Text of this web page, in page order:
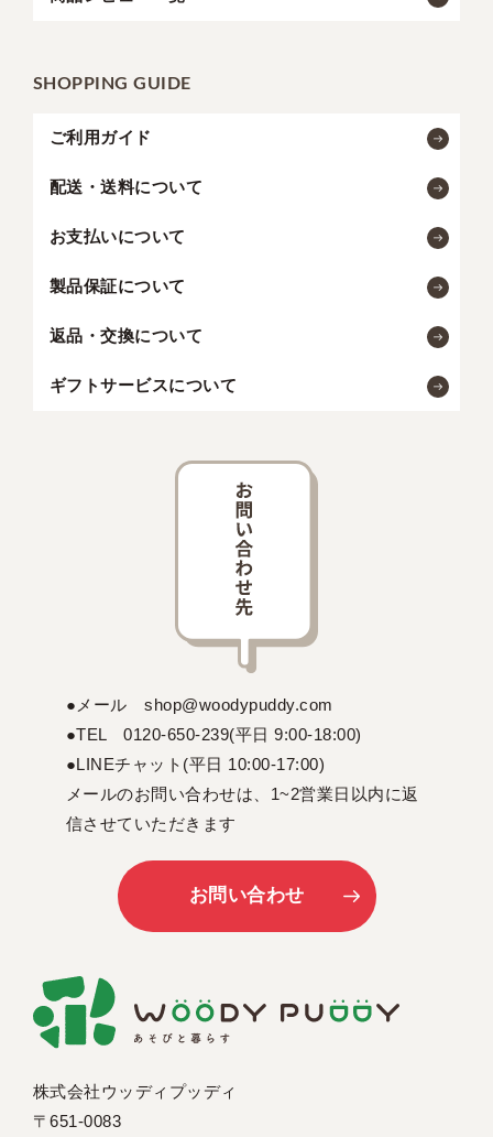
SHOPPING GUIDE
ご利用ガイド
配送・送料について
お支払いについて
製品保証について
返品・交換について
ギフトサービスについて
株式会社ウッディプッディ
〒651-0083
●メール shop@woodypuddy.com
●TEL 0120-650-239(平日 9:00-18:00)
●LINEチャット(平日 10:00-17:00)
メールのお問い合わせは、1~2営業日以内に返
信させていただきます
お問い合わせ